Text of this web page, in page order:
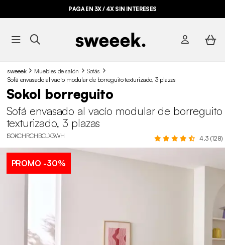
PAGA EN 3X / 4X SIN INTERESES
sweeek Muebles de salón
Sofás
Sofá envasado al vacío modular de borreguito texturizado, 3 plazas
Sokol borreguito
Sofá envasado al vacío modular de borreguito
texturizado, 3 plazas
ISOKCHRCHBCLX3WH 4.3 (128)
PROMO -30%